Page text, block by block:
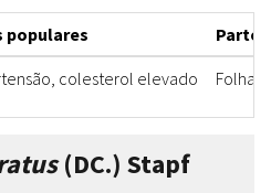
populares
colesterol elevado Folha
(DC.) Stapf